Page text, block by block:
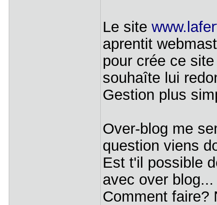
Le site
aprentit
pour crée ce
souhaîte lui
Gestion plus
Over-blog me
question viens
Est t'il possible
avec over
Comment faire?